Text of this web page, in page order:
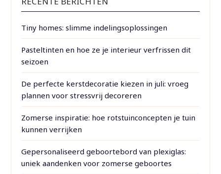
Tiny homes: slimme indelingsoplossingen
Pasteltinten en hoe ze je interieur verfrissen dit
seizoen
De perfecte kerstdecoratie kiezen in juli: vroeg
plannen voor stressvrij decoreren
Zomerse inspiratie: hoe rotstuinconcepten je tuin
kunnen verrijken
Gepersonaliseerd geboortebord van plexiglas:
uniek aandenken voor zomerse geboortes